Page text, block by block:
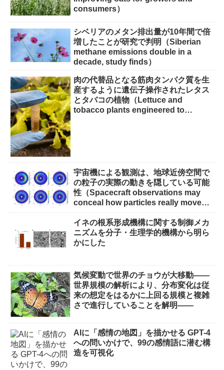
consumers）
シベリアのメタン排出量が10年間で倍
増したことが研究で判明（Siberian
methane emissions double in a
decade, study finds）
肉の代替品となる筋肉タンパク質を生
産するように遺伝子操作されたレタス
とタバコの植物（Lettuce and
tobacco plants engineered to
宇宙機による観測は、地球近傍空間で
の粒子の実際の動きを隠している可能
性（Spacecraft observations may
conceal how particles really move
イネの根系形成機構に関する制御メカ
ニズムを分子・生理学的機構から明ら
かにした
気候変動で世界のチョウが大移動――
世界規模の解析により、分布変化は従
来の想定をはるかに上回る規模と複雑
さで進行していることを解明――
AIに「感情の地図」を描かせる GPT-4
への問いかけで、99の感情語に潜む構
造を可視化